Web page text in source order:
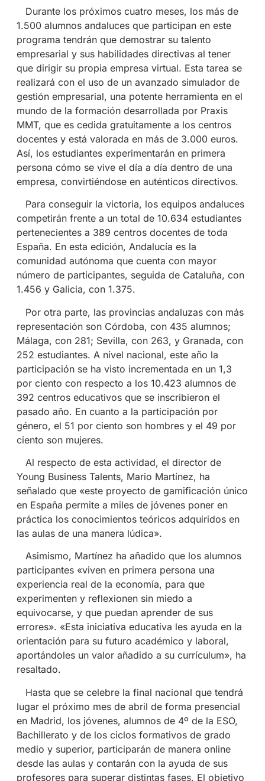
Durante los próximos cuatro meses, los más de
1.500 alumnos andaluces que participan en este
programa tendrán que demostrar su talento
empresarial y sus habilidades directivas al tener
que dirigir su propia empresa virtual. Esta tarea se
realizará con el uso de un avanzado simulador de
gestión empresarial, una potente herramienta en el
mundo de la formación desarrollada por Praxis
MMT, que es cedida gratuitamente a los centros
docentes y está valorada en más de 3.000 euros.
Así, los estudiantes experimentarán en primera
persona cómo se vive el día a día dentro de una
empresa, convirtiéndose en auténticos directivos.
Para conseguir la victoria, los equipos andaluces
competirán frente a un total de 10.634 estudiantes
pertenecientes a 389 centros docentes de toda
España. En esta edición, Andalucía es la
comunidad autónoma que cuenta con mayor
número de participantes, seguida de Cataluña, con
1.456 y Galicia, con 1.375.
Por otra parte, las provincias andaluzas con más
representación son Córdoba, con 435 alumnos;
Málaga, con 281; Sevilla, con 263, y Granada, con
252 estudiantes. A nivel nacional, este año la
participación se ha visto incrementada en un 1,3
por ciento con respecto a los 10.423 alumnos de
392 centros educativos que se inscribieron el
pasado año. En cuanto a la participación por
género, el 51 por ciento son hombres y el 49 por
ciento son mujeres.
Al respecto de esta actividad, el director de
Young Business Talents, Mario Martínez, ha
señalado que «este proyecto de gamificación único
en España permite a miles de jóvenes poner en
práctica los conocimientos teóricos adquiridos en
las aulas de una manera lúdica».
Asimismo, Martínez ha añadido que los alumnos
participantes «viven en primera persona una
experiencia real de la economía, para que
experimenten y reflexionen sin miedo a
equivocarse, y que puedan aprender de sus
errores». «Esta iniciativa educativa les ayuda en la
orientación para su futuro académico y laboral,
aportándoles un valor añadido a su currículum», ha
resaltado.
Hasta que se celebre la final nacional que tendrá
lugar el próximo mes de abril de forma presencial
en Madrid, los jóvenes, alumnos de 4º de la ESO,
Bachillerato y de los ciclos formativos de grado
medio y superior, participarán de manera online
desde las aulas y contarán con la ayuda de sus
profesores para superar distintas fases. El objetivo